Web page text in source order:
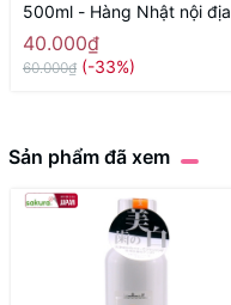
500ml - Hàng Nhật nội địa
40.000₫
60.000₫ (-33%)
Sản phẩm đã xem